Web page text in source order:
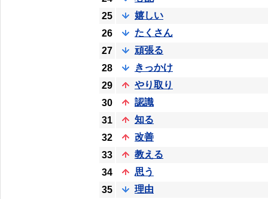
25
嬉しい
26
たくさん
27
頑張る
28
きっかけ
29
やり取り
30
認識
31
知る
32
改善
33
教える
34
思う
35
理由